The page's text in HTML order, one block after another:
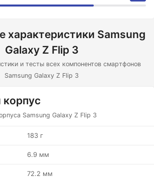
характеристики Samsung
Galaxy Z Flip 3
и тесты всех компонентов смартфонов
Samsung Galaxy Z Flip 3
корпус
Samsung Galaxy Z Flip 3
183 г
6.9 мм
72.2 мм